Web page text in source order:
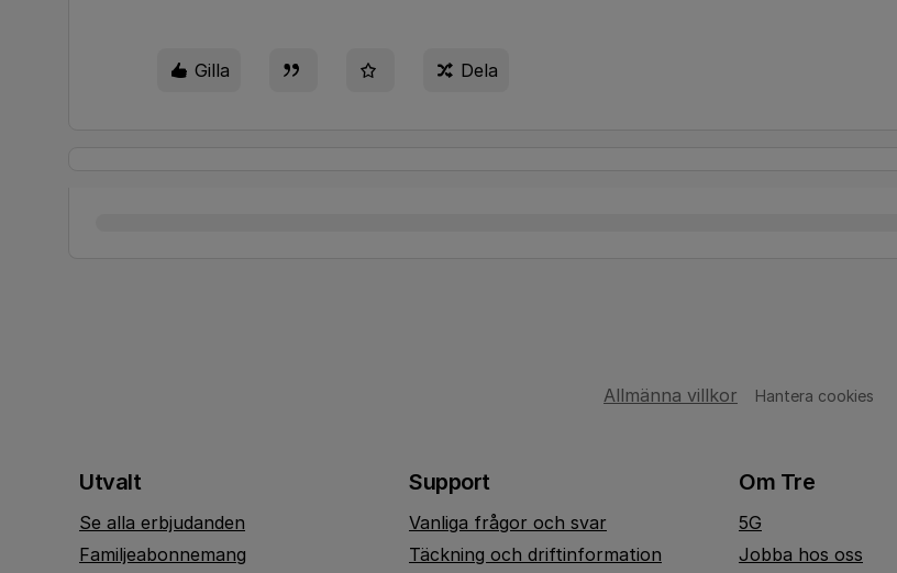
Gilla Dela
Allmänna villkor Hantera cookies
Utvalt
Se alla erbjudanden
Familjeabonnemang
Support
Vanliga frågor och svar
Täckning och driftinformation
Om Tre
5G
Jobba hos oss